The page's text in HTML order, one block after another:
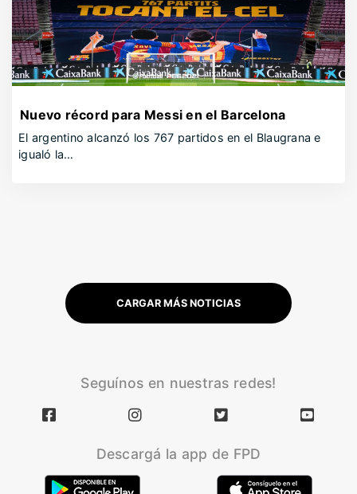
Nuevo récord para Messi en el Barcelona
El argentino alcanzó los 767 partidos en el Blaugrana e
igualó la…
CARGAR MÁS NOTICIAS
Seguínos en nuestras redes!
Descargá la app de FPD